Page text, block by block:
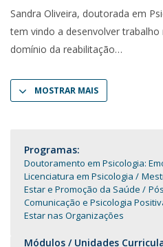
Sandra Oliveira, doutorada em
tem vindo a desenvolver
domínio da reabilitação
MOSTRAR MAIS
Programas:
Doutoramento em Psicologia:
Licenciatura em Psicologia
Estar e Promoção da Saúde
Comunicação e Psicologia
Estar nas Organizações
Módulos / Unidades